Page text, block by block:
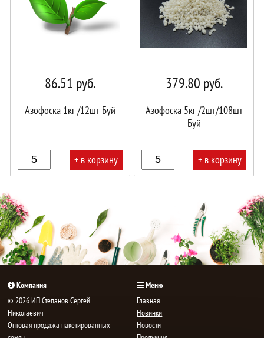
86.51 руб.
Азофоска 1кг /12шт Буй
+ в корзину
корзине!
379.80 руб.
Азофоска 5кг /2шт/108шт
Буй
+ в корзину
Компания
© 2026 ИП Степанов Сергей
Николаевич
Oптовая продажа пакетированных
Меню
Главная
Новинки
Новости